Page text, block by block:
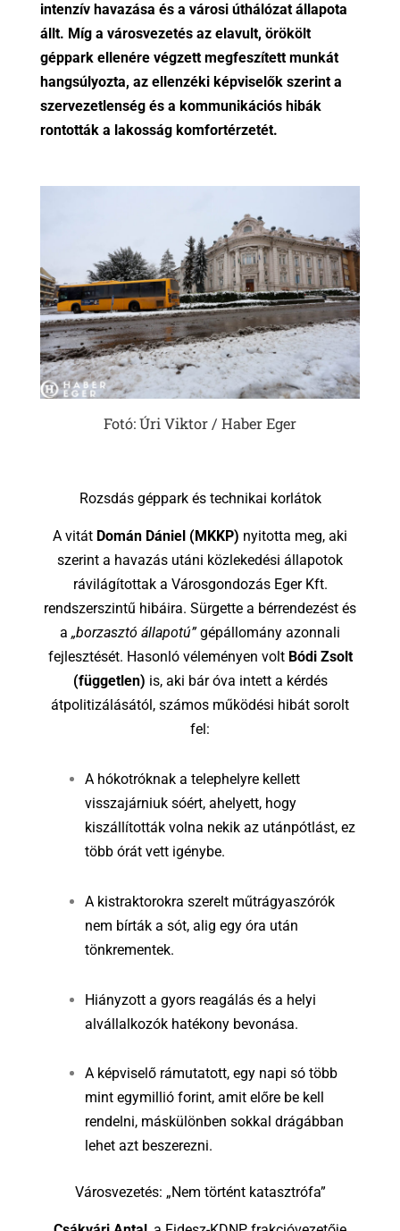
intenzív havazása és a városi úthálózat állapota
állt. Míg a városvezetés az elavult, örökölt
géppark ellenére végzett megfeszített munkát
hangsúlyozta, az ellenzéki képviselők szerint a
szervezetlenség és a kommunikációs hibák
rontották a lakosság komfortérzetét.
Fotó: Úri Viktor / Haber Eger
Rozsdás géppark és technikai korlátok
A vitát Domán Dániel (MKKP) nyitotta meg, aki
szerint a havazás utáni közlekedési állapotok
rávilágítottak a Városgondozás Eger Kft.
rendszerszintű hibáira. Sürgette a bérrendezést és
a „borzasztó állapotú”gépállomány azonnali
fejlesztését. Hasonló véleményen volt Bódi Zsolt
(független) is, aki bár óva intett a kérdés
átpolitizálásától, számos működési hibát sorolt
fel:
A hókotróknak a telephelyre kellett
visszajárniuk sóért, ahelyett, hogy
kiszállították volna nekik az utánpótlást, ez
több órát vett igénybe.
A kistraktorokra szerelt műtrágyaszórók
nem bírták a sót, alig egy óra után
tönkrementek.
Hiányzott a gyors reagálás és a helyi
alvállalkozók hatékony bevonása.
A képviselő rámutatott, egy napi só több
mint egymillió forint, amit előre be kell
rendelni, máskülönben sokkal drágábban
lehet azt beszerezni.
Városvezetés: „Nem történt katasztrófa”